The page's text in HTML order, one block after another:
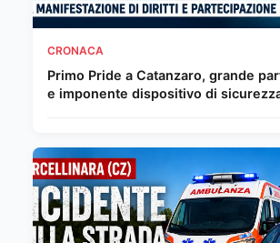
CRONACA
Primo Pride a Catanzaro, grande
e imponente dispositivo di